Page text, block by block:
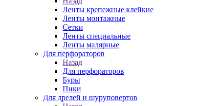
Ленты крепежные клейкие
Ленты монтажные
Сетки
Ленты специальные
Ленты малярные
Для перфораторов
Назад
Для перфораторов
Буры
Пики
Для дрелей и шуруповертов